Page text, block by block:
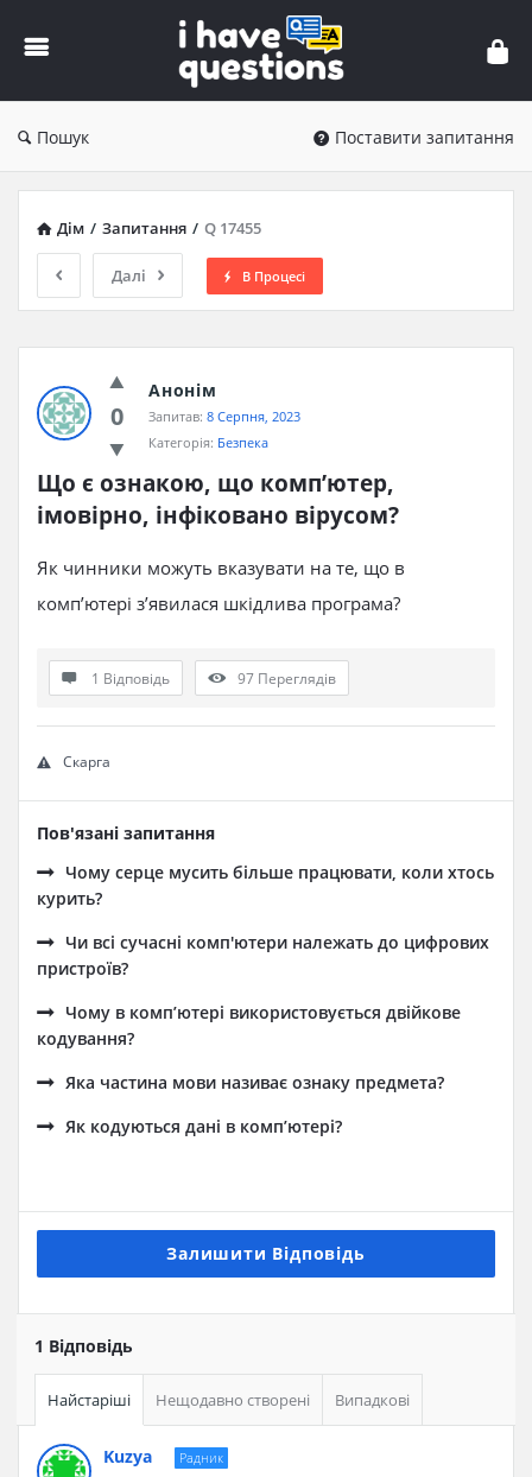
iHaveQuestions
Пошук Поставити запитання
Дім / Запитання / Q 17455
Далі В Процесі
0
Анонім
Запитав: 8 Серпня, 2023
Категорія: Безпека
Що є ознакою, що комп’ютер,
імовірно, інфіковано вірусом?
Як чинники можуть вказувати на те, що в
комп’ютері з’явилася шкідлива програма?
1 Відповідь 97 Переглядів
Скарга
Пов'язані запитання
Чому серце мусить більше працювати, коли хтось
курить?
Чи всі сучасні комп'ютери належать до цифрових
пристроїв?
Чому в комп’ютері використовується двійкове
кодування?
Яка частина мови називає ознаку предмета?
Як кодуються дані в комп’ютері?
Залишити Відповідь
1 Відповідь
Найстаріші Нещодавно створені Випадкові
Kuzya
Радник